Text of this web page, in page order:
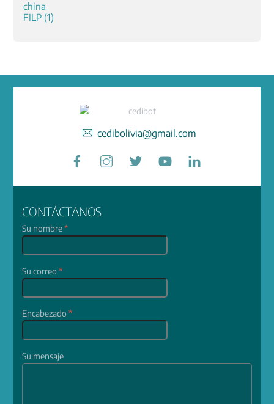
cedibolivia@gmail.com
Facebook
CONTÁCTANOS
Su nombre*
Su correo*
Encabezado*
Su mensaje